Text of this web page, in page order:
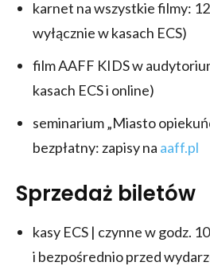
karnet na wszystkie filmy:
wyłącznie w kasach ECS)
film AAFF KIDS w
kasach ECS i online)
seminarium „Miasto
bezpłatny: zapisy na aaff.pl
Sprzedaż biletów
kasy ECS | czynne w godz.
i bezpośrednio przed